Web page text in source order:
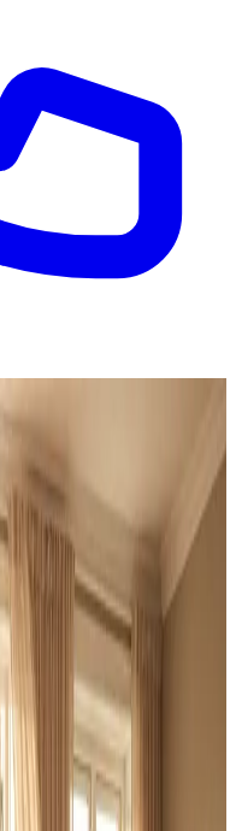
Nørre Nebel
til erhverv og industri
dimensionering,
Altid med